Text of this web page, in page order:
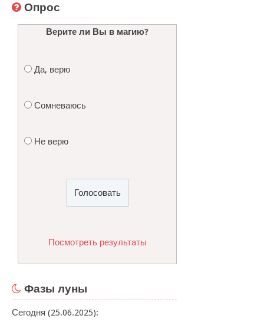
Опрос
Верите ли Вы в магию?
Да, верю
Сомневаюсь
Не верю
Посмотреть результаты
Фазы луны
Сегодня (25.06.2025):